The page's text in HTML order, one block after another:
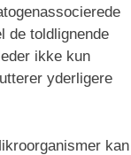
de toldlignende
ikke kun
yderligere
kan